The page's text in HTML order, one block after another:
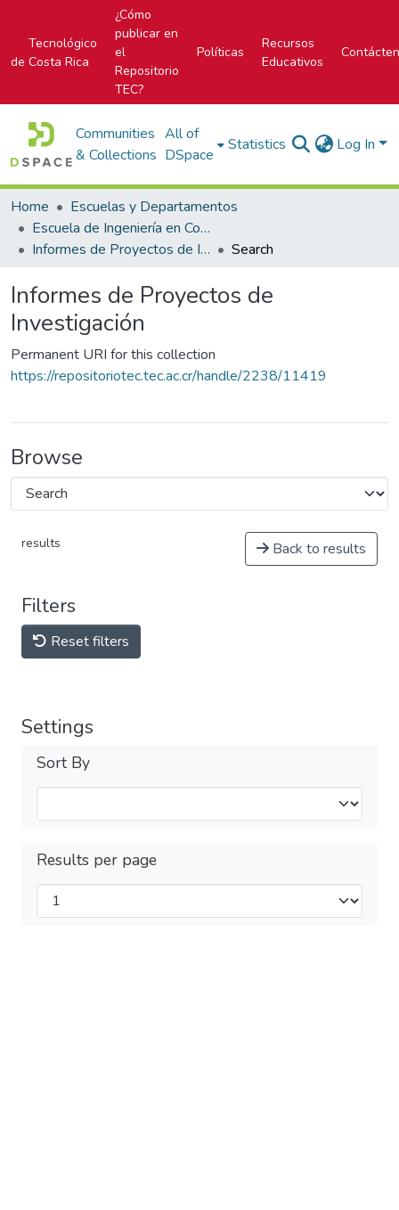
Tecnológico
de Costa Rica
¿Cómo
publicar en
el
Repositorio
TEC?
Políticas
Recursos
Educativos
Communities
& Collections
All of
DSpace
Statistics Log In
Home
Escuelas y Departamentos
Escuela de Ingeniería en Construcción
Informes de Proyectos de Investigación
Search
Informes de Proyectos de
Investigación
Permanent URI for this collection
https://repositoriotec.tec.ac.cr/handle/2238/11419
Browse
results Back to results
Filters
Reset filters
Settings
Sort By
Results per page